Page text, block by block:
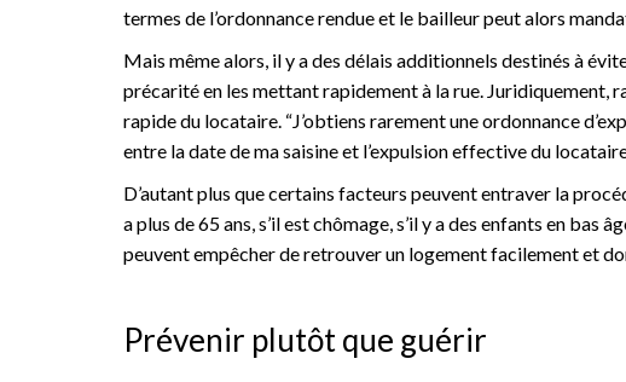
termes de l’ordonnance rendue et le bailleur peut alors
Mais même alors, il y a des délais additionnels destinés à
précarité en les mettant rapidement à la rue. Juridiquement,
rapide du locataire. “J’obtiens rarement une ordonnance
entre la date de ma saisine et l’expulsion effective du locataire
D’autant plus que certains facteurs peuvent entraver la
a plus de 65 ans, s’il est chômage, s’il y a des enfants en bas
peuvent empêcher de retrouver un logement facilement et
Prévenir plutôt que guérir